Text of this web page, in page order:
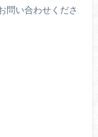
問い合わせくださ